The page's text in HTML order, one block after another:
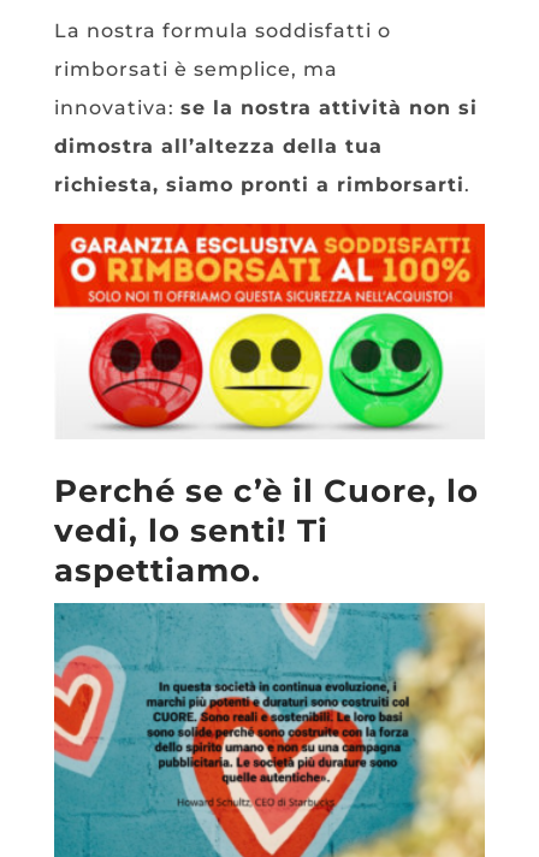
La nostra formula soddisfatti o
rimborsati è semplice, ma
innovativa: se la nostra attività non si
dimostra all’altezza della tua
richiesta, siamo pronti a rimborsarti.
Perché se c’è il Cuore, lo
vedi, lo senti! Ti
aspettiamo.